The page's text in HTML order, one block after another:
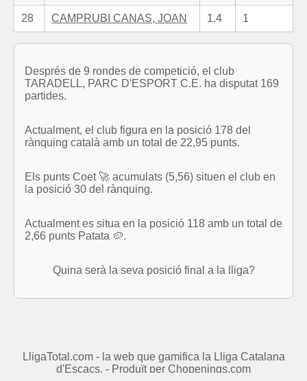
28 CAMPRUBI CANAS, JOAN 1.4 1
Després de 9 rondes de competició, el club
TARADELL, PARC D'ESPORT C.E. ha disputat 169
partides.
Actualment, el club figura en la posició 178 del
rànquing català amb un total de 22,95 punts.
Els punts Coet 🚀 acumulats (5,56) situen el club en
la posició 30 del rànquing.
Actualment es situa en la posició 118 amb un total de
2,66 punts Patata 🥔.
Quina serà la seva posició final a la lliga?
LligaTotal.com - la web que gamifica la Lliga Catalana
d'Escacs. - Produït per Chopenings.com